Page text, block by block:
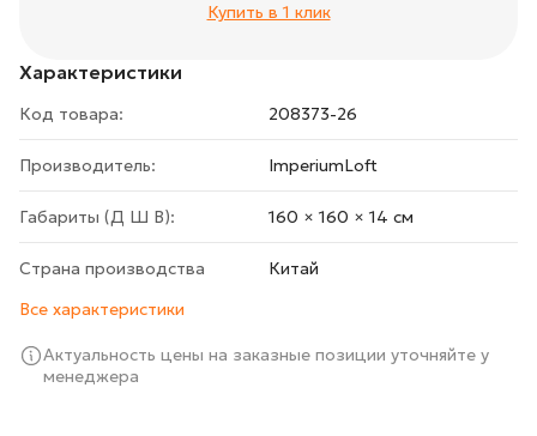
Характеристики
Код товара: 208373-26
Производитель: ImperiumLoft
Габариты (Д Ш В): 160 × 160 × 14 cм
Страна производства
Китай
Все характеристики
Актуальность цены на заказные позиции уточняйте у
менеджера
Купить в 1 клик